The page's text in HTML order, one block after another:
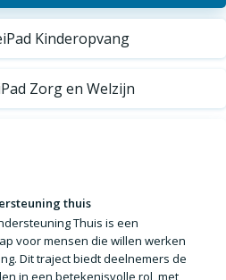
Kinderopvang
Zorg en Welzijn
thuis
Thuis is een
voor mensen die willen werken
Dit traject biedt deelnemers de
in een betekenisvolle rol, met